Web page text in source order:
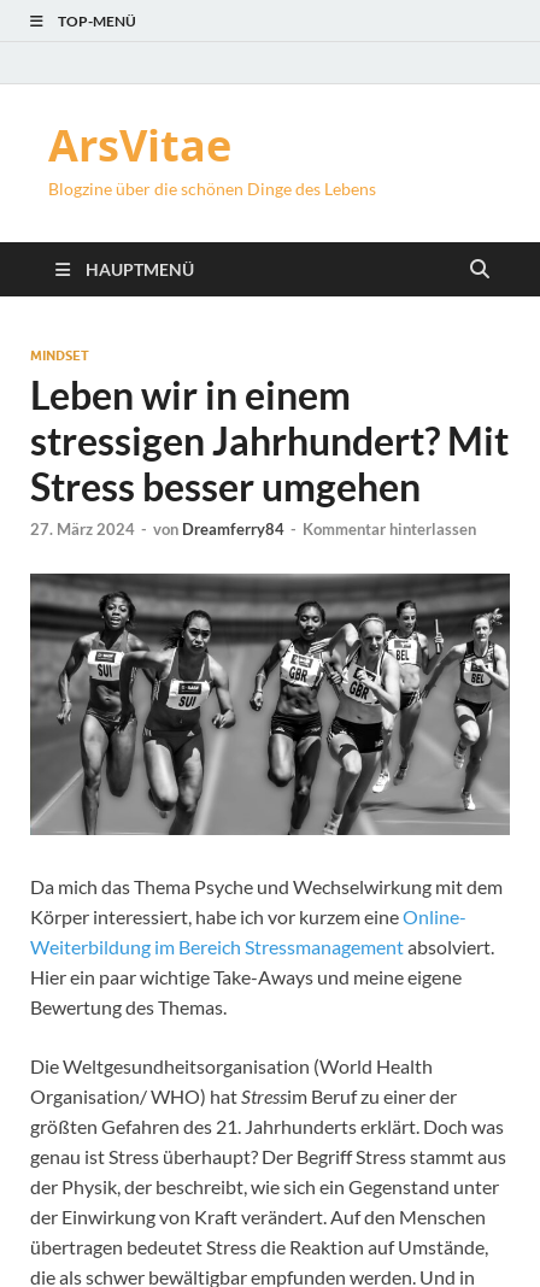
TOP-MENÜ
ArsVitae
Blogzine über die schönen Dinge des Lebens
HAUPTMENÜ
MINDSET
Leben wir in einem
stressigen Jahrhundert? Mit
Stress besser umgehen
27. März 2024 - von Dreamferry84 - Kommentar hinterlassen
Da mich das Thema Psyche und Wechselwirkung mit dem
Körper interessiert, habe ich vor kurzem eineOnline-
Weiterbildung im Bereich Stressmanagementabsolviert.
Hier ein paar wichtige Take-Aways und meine eigene
Bewertung des Themas.
Die Weltgesundheitsorganisation (World Health
Organisation/ WHO) hatStressim Beruf zu einer der
größten Gefahren des 21. Jahrhunderts erklärt. Doch was
genau ist Stress überhaupt? Der Begriff Stress stammt aus
der Physik, der beschreibt, wie sich ein Gegenstand unter
der Einwirkung von Kraft verändert. Auf den Menschen
übertragen bedeutet Stress die Reaktion auf Umstände,
die als schwer bewältigbar empfunden werden. Und in